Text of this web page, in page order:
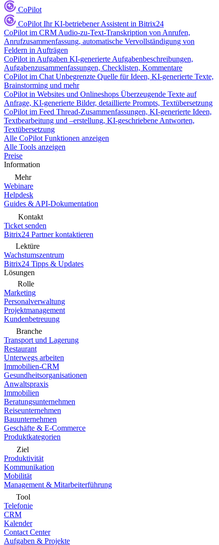
CoPilot
CoPilot Ihr KI-betriebener Assistent in Bitrix24
CoPilot im CRM Audio-zu-Text-Transkription von Anrufen,
Anrufzusammenfassung, automatische Vervollständigung von
Feldern in Aufträgen
CoPilot in Aufgaben KI-generierte Aufgabenbeschreibungen,
Aufgabenzusammenfassungen, Checklisten, Kommentare
CoPilot im Chat Unbegrenzte Quelle für Ideen, KI-generierte Texte,
Brainstorming und mehr
CoPilot in Websites und Onlineshops Überzeugende Texte auf
Anfrage, KI-generierte Bilder, detaillierte Prompts, Textübersetzung
CoPilot im Feed Thread-Zusammenfassungen, KI-generierte Ideen,
Textbearbeitung und –erstellung, KI-geschriebene Antworten,
Textübersetzung
Alle CoPilot Funktionen anzeigen
Alle Tools anzeigen
Preise
Information
Mehr
Webinare
Helpdesk
Guides & API-Dokumentation
Kontakt
Ticket senden
Bitrix24 Partner kontaktieren
Lektüre
Wachstumszentrum
Bitrix24 Tipps & Updates
Lösungen
Rolle
Marketing
Personalverwaltung
Projektmanagement
Kundenbetreuung
Branche
Transport und Lagerung
Restaurant
Unterwegs arbeiten
Immobilien-CRM
Gesundheitsorganisationen
Anwaltspraxis
Immobilien
Beratungsunternehmen
Reiseunternehmen
Bauunternehmen
Geschäfte & E-Commerce
Produktkategorien
Ziel
Produktivität
Kommunikation
Mobilität
Management & Mitarbeiterführung
Tool
Telefonie
CRM
Kalender
Contact Center
Aufgaben & Projekte